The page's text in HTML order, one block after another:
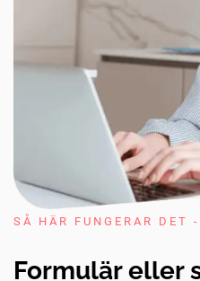
SÅ HÄR FUNGERAR DET
Formulär eller